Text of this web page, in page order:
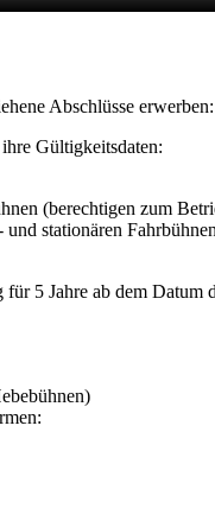
Abschlüsse erwerben:
Gültigkeitsdaten:
(berechtigen zum
stationären
5 Jahre ab dem